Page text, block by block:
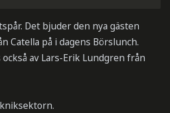
Det bjuder den nya gästen
Catella på i dagens Börslunch.
av Lars-Erik Lundgren från